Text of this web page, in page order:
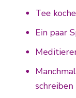
Tee
Ein paar
schreiben